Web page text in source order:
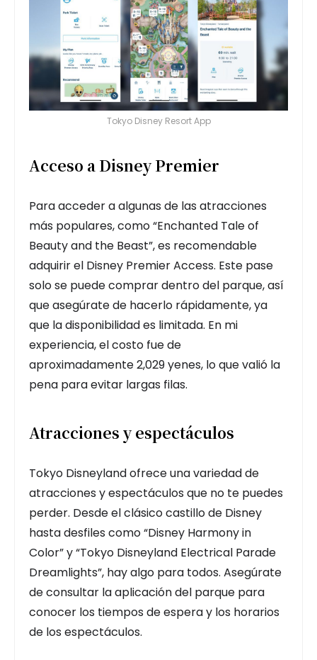
Tokyo Disney Resort App
Acceso a Disney Premier
Para acceder a algunas de las atracciones
más populares, como “Enchanted Tale of
Beauty and the Beast”, es recomendable
adquirir el Disney Premier Access. Este pase
solo se puede comprar dentro del parque, así
que asegúrate de hacerlo rápidamente, ya
que la disponibilidad es limitada. En mi
experiencia, el costo fue de
aproximadamente 2,029 yenes, lo que valió la
pena para evitar largas filas.
Atracciones y espectáculos
Tokyo Disneyland ofrece una variedad de
atracciones y espectáculos que no te puedes
perder. Desde el clásico castillo de Disney
hasta desfiles como “Disney Harmony in
Color” y “Tokyo Disneyland Electrical Parade
Dreamlights”, hay algo para todos. Asegúrate
de consultar la aplicación del parque para
conocer los tiempos de espera y los horarios
de los espectáculos.